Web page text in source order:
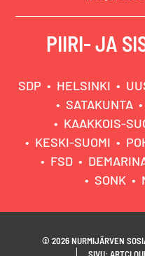
PIIRI- JA
SDP HELSINKI
SATAKUNTA
KAAKKOIS-
KESKI-SUOMI
FSD
SONK
© 2026 NURMIJÄRVEN
SIVU: